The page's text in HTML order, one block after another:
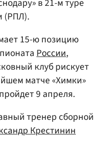
в 21-м туре
(РПЛ).
15-ю позицию
России,
клуб рискует
матче «Химки»
9 апреля.
тренер сборной
Крестинин